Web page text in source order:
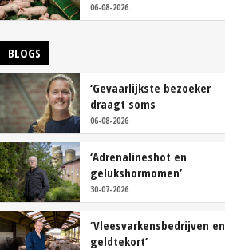
06-08-2026
BLOGS
‘Gevaarlijkste bezoeker
draagt soms
overschoenen’
06-08-2026
‘Adrenalineshot en
gelukshormomen’
30-07-2026
‘Vleesvarkensbedrijven en
geldtekort’